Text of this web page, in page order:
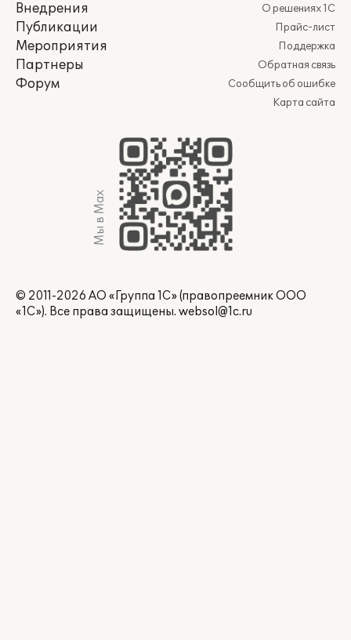
Внедрения
Публикации
Мероприятия
Партнеры
Форум
О решениях 1С
Прайс-лист
Поддержка
Обратная связь
Сообщить об ошибке
Карта сайта
Мы в Max
© 2011-2026 АО «Группа 1С» (правопреемник ООО
«1С»). Все права защищены. websol@1c.ru